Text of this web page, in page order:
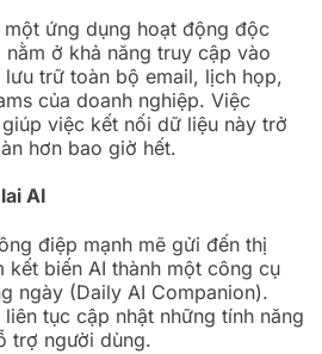
ứng dụng hoạt động độc
ở khả năng truy cập vào
trữ toàn bộ email, lịch họp,
của doanh nghiệp. Việc
việc kết nối dữ liệu này trở
hơn bao giờ hết.
AI
điệp mạnh mẽ gửi đến thị
kết biến AI thành một công cụ
ngày (Daily AI Companion).
tục cập nhật những tính năng
trợ người dùng.